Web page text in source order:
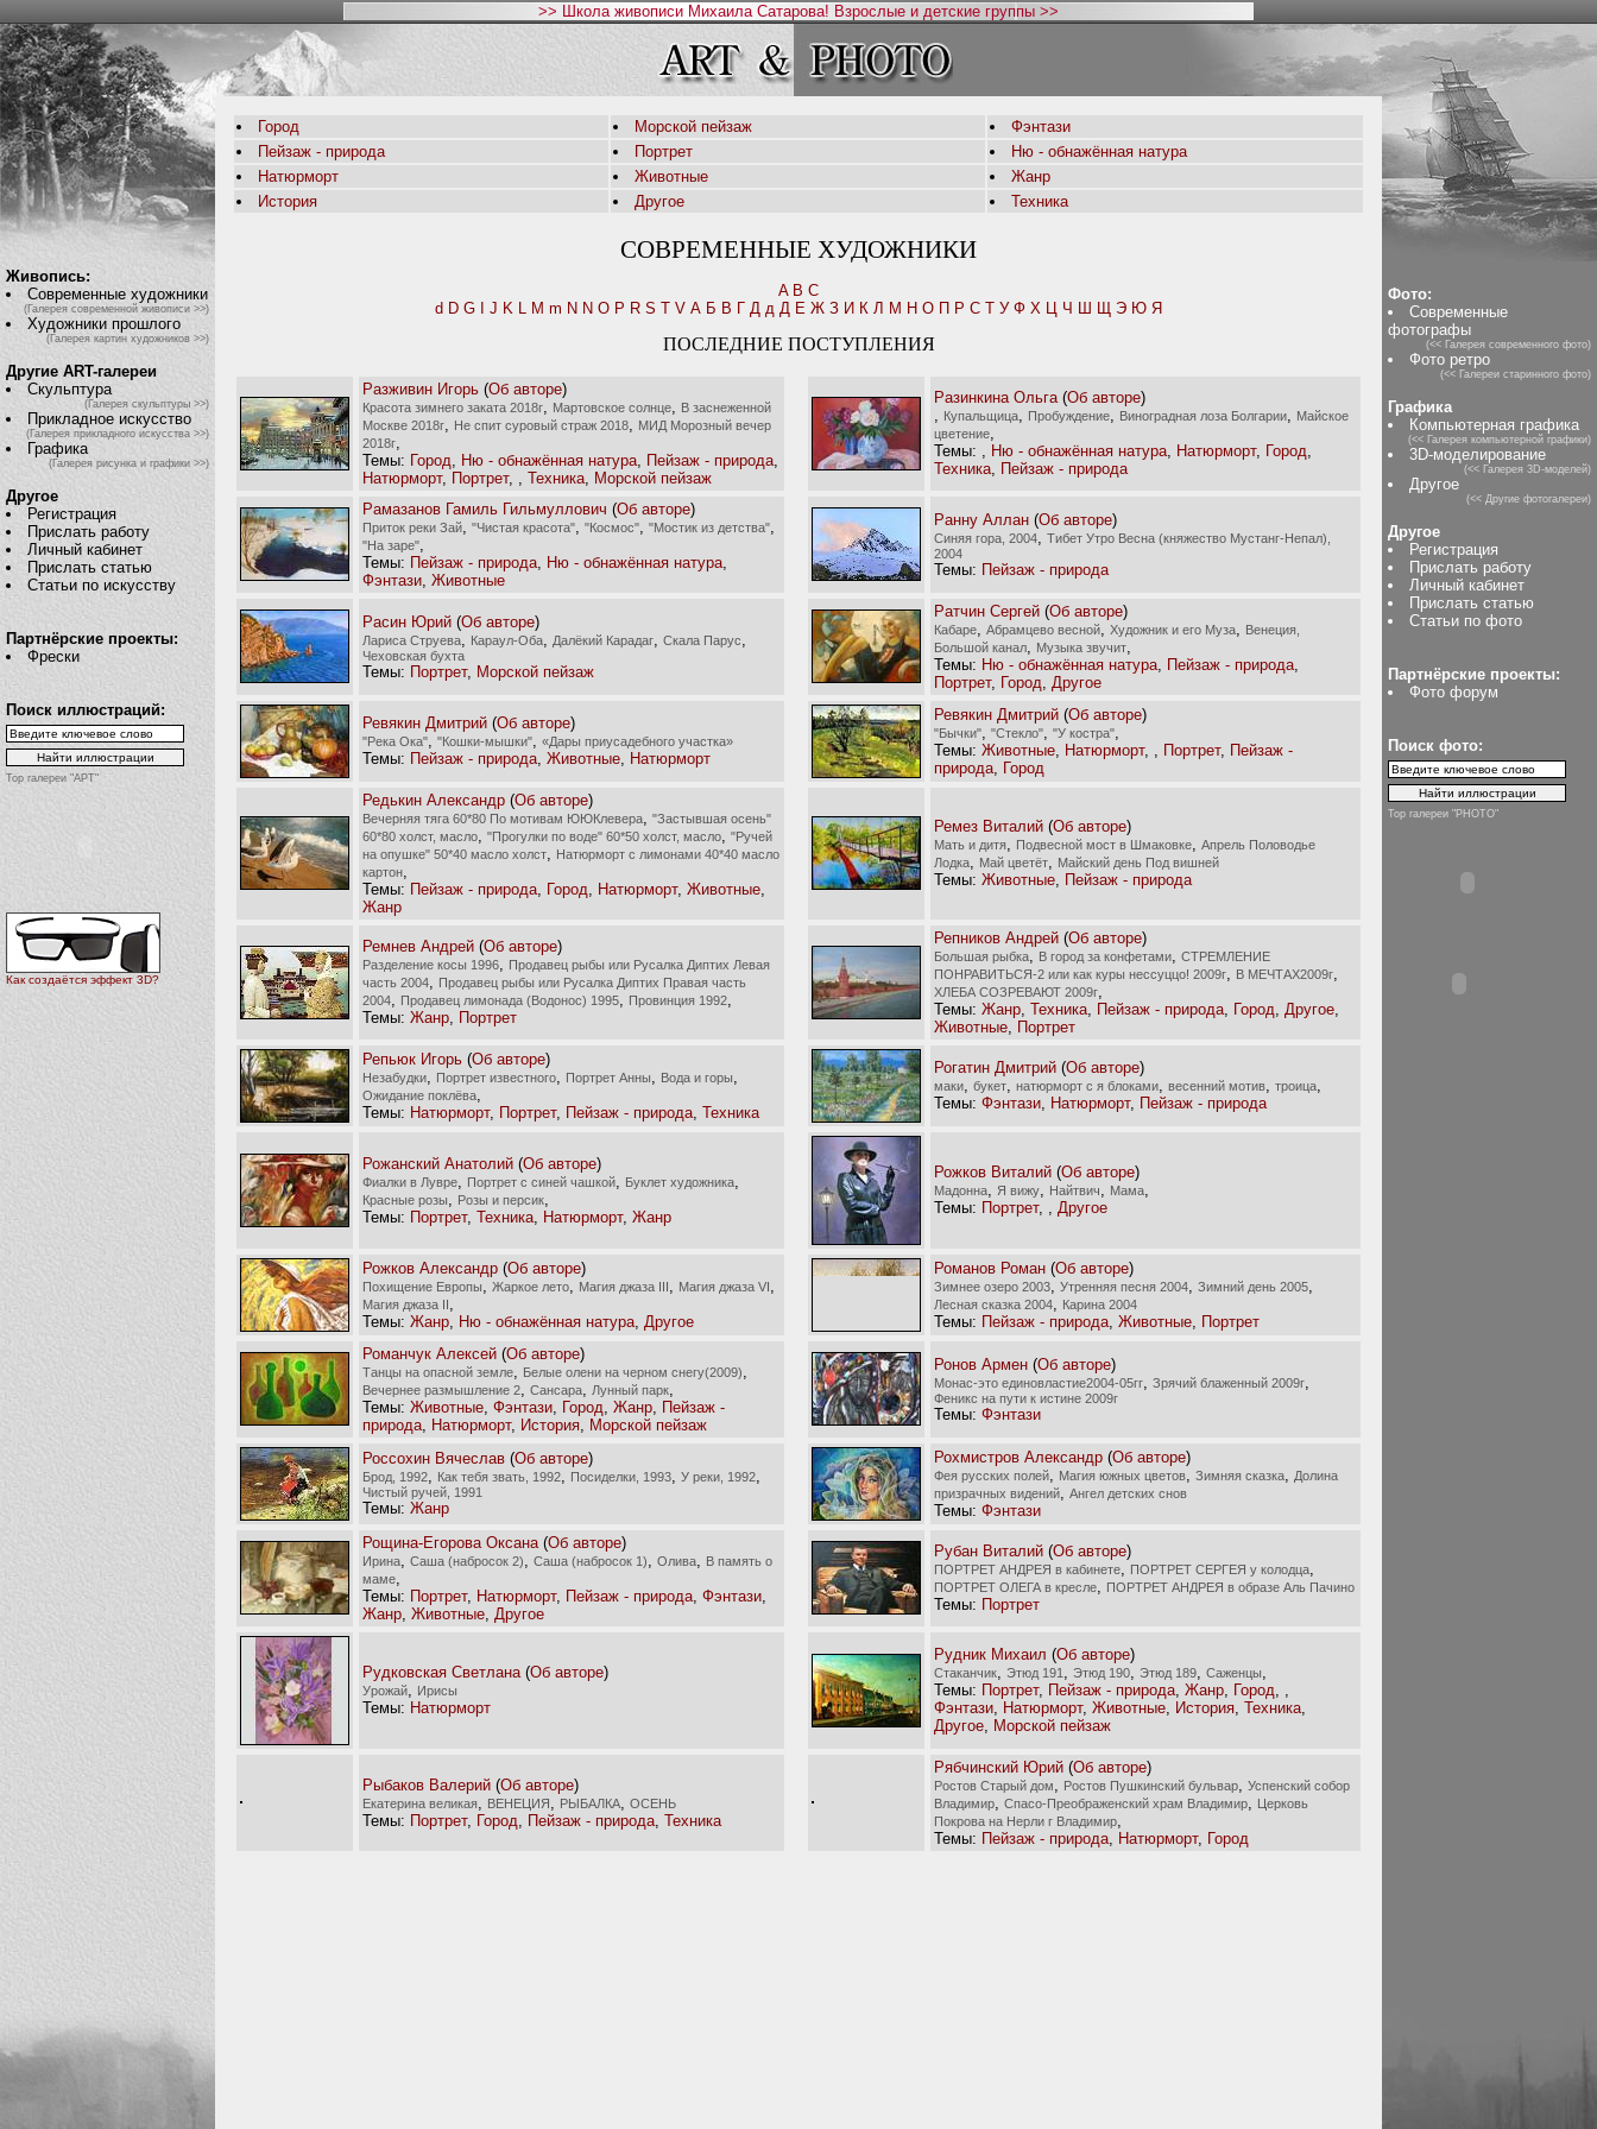
>> Школа живописи Михаила Сатарова! Взрослые и детские группы >>
Живопись:
Современные художники
(Галерея современной живописи >>)
Художники прошлого
(Галерея картин художников >>)
Другие ART-галереи
Скульптура
(Галерея скульптуры >>)
Прикладное искусство
(Галерея прикладного искусства >>)
Графика
(Галерея рисунка и графики >>)
Другое
Регистрация
Прислать работу
Личный кабинет
Прислать статью
Статьи по искусству
Партнёрские проекты:
Фрески
Поиск иллюстраций:
Top галереи "АРТ"
Как создаётся эффект 3D?
Город Морской пейзаж
Фэнтази
Пейзаж - природа
Портрет
Ню - обнажённая натура
Натюрморт
Животные
Жанр
История
Другое Техника
СОВРЕМЕННЫЕ ХУДОЖНИКИ
A B C
d D G J K L M m N N O P R S T V А Б В Г Д д Д Е Ж З И К Л М Н О П Р С Т У Ф Х Ц Ч Ш Щ Э Ю Я
ПОСЛЕДНИЕ ПОСТУПЛЕНИЯ
Разживин Игорь (Об авторе)
Красота зимнего заката 2018г Мартовское солнце
В заснеженной
Москве 2018г
Не спит суровый страж 2018
МИД Морозный вечер
2018г
Темы: Город Ню - обнажённая натура Пейзаж - природа
Натюрморт, Портрет, Техника Морской пейзаж
Разинкина Ольга (Об авторе)
Купальщица Пробуждение Виноградная лоза Болгарии
Майское
цветение
Темы:
Ню - обнажённая натура Натюрморт, Город
Техника
Пейзаж - природа
Рамазанов Гамиль Гильмуллович (Об авторе)
Приток реки Зай "Чистая красота" "Космос" "Мостик из детства"
"На заре"
Темы: Пейзаж - природа Ню - обнажённая натура
Фэнтази Животные
Ранну Аллан (Об авторе)
Синяя гора, 2004
Тибет Утро Весна (княжество Мустанг-Непал),
2004
Темы: Пейзаж - природа
Расин Юрий (Об авторе)
Лариса Струева Караул-Оба Далёкий Карадаг Скала Парус
Чеховская бухта
Темы: Портрет, Морской пейзаж
Ратчин Сергей (Об авторе)
Кабаре Абрамцево весной Художник и его Муза
Венеция,
Большой канал
Музыка звучит
Темы: Ню - обнажённая натура Пейзаж - природа
Портрет, Город Другое
Ревякин Дмитрий (Об авторе)
"Река Ока" "Кошки-мышки" «Дары приусадебного участка»
Темы: Пейзаж - природа Животные Натюрморт
Ревякин Дмитрий (Об авторе)
"Бычки" "Стекло" "У костра"
Темы: Животные Натюрморт, Портрет, Пейзаж -
природа
Город
Редькин Александр (Об авторе)
Вечерняя тяга 60*80 По мотивам ЮЮКлевера
"Застывшая осень"
60*80 холст, масло
"Прогулки по воде" 60*50 холст, масло
"Ручей
на опушке" 50*40 масло холст
Натюрморт с лимонами 40*40 масло
картон
Темы: Пейзаж - природа Город Натюрморт, Животные
Жанр
Ремез Виталий (Об авторе)
Мать и дитя Подвесной мост в Шмаковке
Апрель Половодье
Лодка
Май цветёт Майский день Под вишней
Темы: Животные Пейзаж - природа
Ремнев Андрей (Об авторе)
Разделение косы 1996
Продавец рыбы или Русалка Диптих Левая
часть 2004
Продавец рыбы или Русалка Диптих Правая часть
2004
Продавец лимонада (Водонос) 1995 Провинция 1992
Темы: Жанр Портрет
Репников Андрей (Об авторе)
Большая рыбка В город за конфетами
СТРЕМЛЕНИЕ
ПОНРАВИТЬСЯ-2 или как куры нессуццо! 2009г
В МЕЧТАХ2009г
ХЛЕБА СОЗРЕВАЮТ 2009г
Темы: Жанр Техника Пейзаж - природа Город Другое
Животные
Портрет
Репьюк Игорь (Об авторе)
Незабудки Портрет известного Портрет Анны Вода и горы
Ожидание поклёва
Темы: Натюрморт, Портрет, Пейзаж - природа Техника
Рогатин Дмитрий (Об авторе)
маки букет натюрморт с я блоками весенний мотив троица
Темы: Фэнтази Натюрморт, Пейзаж - природа
Рожанский Анатолий (Об авторе)
Фиалки в Лувре Портрет с синей чашкой Буклет художника
Красные розы Розы и персик
Темы: Портрет, Техника Натюрморт, Жанр
Рожков Виталий (Об авторе)
Мадонна Я вижу Найтвич Мама
Темы: Портрет, Другое
Рожков Александр (Об авторе)
Похищение Европы Жаркое лето Магия джаза ІІІ Магия джаза VI
Магия джаза II
Темы: Жанр Ню - обнажённая натура Другое
Романов Роман (Об авторе)
Зимнее озеро 2003 Утренняя песня 2004 Зимний день 2005
Лесная сказка 2004 Карина 2004
Темы: Пейзаж - природа Животные
Портрет
Романчук Алексей (Об авторе)
Танцы на опасной земле Белые олени на черном снегу(2009)
Вечернее размышление 2 Сансара Лунный парк
Темы: Животные Фэнтази Город Жанр
Пейзаж -
природа
Натюрморт, История Морской пейзаж
Ронов Армен (Об авторе)
Монас-это единовластие2004-05гг Зрячий блаженный 2009г
Феникс на пути к истине 2009г
Темы: Фэнтази
Россохин Вячеслав (Об авторе)
Брод, 1992 Как тебя звать, 1992 Посиделки, 1993 У реки, 1992
Чистый ручей, 1991
Темы: Жанр
Рохмистров Александр (Об авторе)
Фея русских полей Магия южных цветов Зимняя сказка
Долина
призрачных видений
Ангел детских снов
Темы: Фэнтази
Рощина-Егорова Оксана (Об авторе)
Ирина Саша (набросок 2) Саша (набросок 1) Олива
В память о
маме
Темы: Портрет, Натюрморт, Пейзаж - природа Фэнтази
Жанр Животные Другое
Рубан Виталий (Об авторе)
ПОРТРЕТ АНДРЕЯ в кабинете ПОРТРЕТ СЕРГЕЯ у колодца
ПОРТРЕТ ОЛЕГА в кресле ПОРТРЕТ АНДРЕЯ в образе Аль Пачино
Темы: Портрет
Рудковская Светлана (Об авторе)
Урожай Ирисы
Темы: Натюрморт
Рудник Михаил (Об авторе)
Стаканчик Этюд 191 Этюд 190 Этюд 189 Саженцы
Темы: Портрет, Пейзаж - природа Жанр Город
Фэнтази
Натюрморт, Животные История Техника
Другое
Морской пейзаж
Рыбаков Валерий (Об авторе)
Екатерина великая ВЕНЕЦИЯ РЫБАЛКА ОСЕНЬ
Темы: Портрет, Город Пейзаж - природа Техника
Рябчинский Юрий (Об авторе)
Ростов Старый дом Ростов Пушкинский бульвар
Успенский собор
Владимир
Спасо-Преображенский храм Владимир
Церковь
Покрова на Нерли г Владимир
Темы: Пейзаж - природа Натюрморт, Город
Фото:
Современные
фотографы
(<< Галерея современного фото)
Фото ретро
(<< Галереи старинного фото)
Графика
Компьютерная графика
(<< Галерея компьютерной графики)
3D-моделирование
(<< Галерея 3D-моделей)
Другое
(<< Другие фотогалереи)
Другое
Регистрация
Прислать работу
Личный кабинет
Прислать статью
Статьи по фото
Партнёрские проекты:
Фото форум
Поиск фото:
Top галереи "PHOTO"